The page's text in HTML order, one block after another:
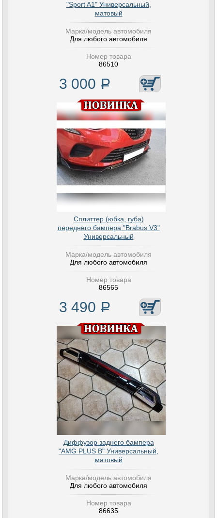
"Sport A1" Универсальный,
матовый
Марка/модель автомобиля
Для любого автомобиля
Номер товара
86510
3 000 Р
Сплиттер (юбка, губа)
переднего бампера "Brabus V3"
Универсальный
Марка/модель автомобиля
Для любого автомобиля
Номер товара
86565
3 490 Р
Диффузор заднего бампера
"AMG PLUS B" Универсальный,
матовый
Марка/модель автомобиля
Для любого автомобиля
Номер товара
86635